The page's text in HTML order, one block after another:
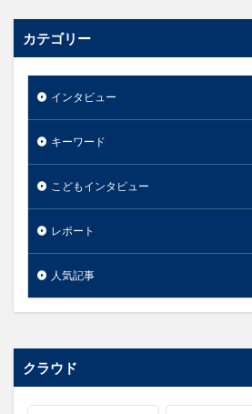
カテゴリー
インタビュー
キーワード
こどもインタビュー
レポート
人気記事
クラウド